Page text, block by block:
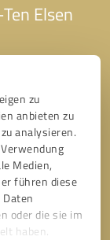
zu
anbieten zu
analysieren.
Medien,
führen diese
oder die sie im
haben.
Elsen